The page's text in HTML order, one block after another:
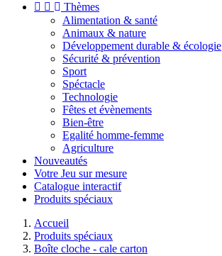
 
Thèmes
Alimentation & santé
Animaux & nature
Développement durable & écologie
Sécurité & prévention
Sport
Spéctacle
Technologie
Fêtes et évènements
Bien-être
Egalité homme-femme
Agriculture
Nouveautés
Votre Jeu sur mesure
Catalogue interactif
Produits spéciaux
Accueil
Produits spéciaux
Boîte cloche - cale carton